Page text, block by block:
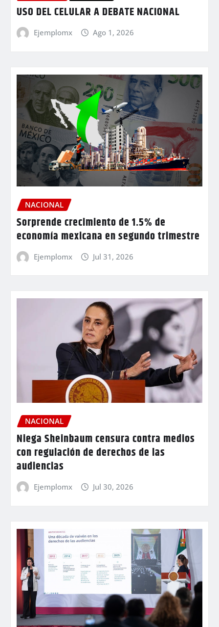
USO DEL CELULAR A DEBATE NACIONAL
Ejemplomx Ago 1, 2026
NACIONAL
Sorprende crecimiento de 1.5% de
economía mexicana en segundo trimestre
Ejemplomx Jul 31, 2026
NACIONAL
Niega Sheinbaum censura contra medios
con regulación de derechos de las
audiencias
Ejemplomx Jul 30, 2026